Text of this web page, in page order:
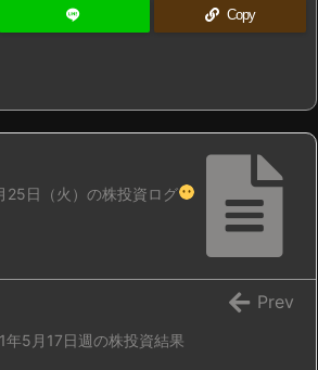
Copy
25日（火）の株投資ログ
年5月17日週の株投資結果
Prev